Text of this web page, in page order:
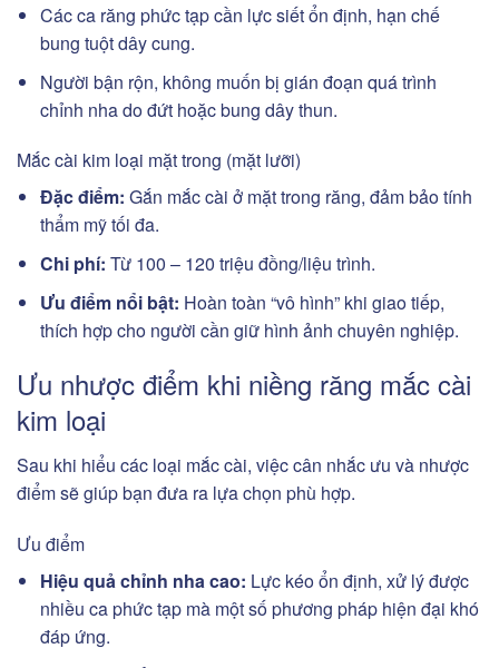
Các ca răng phức tạp cần lực siết ổn định, hạn chế
bung tuột dây cung.
Người bận rộn, không muốn bị gián đoạn quá trình
chỉnh nha do đứt hoặc bung dây thun.
Mắc cài kim loại mặt trong (mặt lưỡi)
Đặc điểm: Gắn mắc cài ở mặt trong răng, đảm bảo tính
thẩm mỹ tối đa.
Chi phí: Từ 100 – 120 triệu đồng/liệu trình.
Ưu điểm nổi bật: Hoàn toàn “vô hình” khi giao tiếp,
thích hợp cho người cần giữ hình ảnh chuyên nghiệp.
Ưu nhược điểm khi niềng răng mắc cài
kim loại
Sau khi hiểu các loại mắc cài, việc cân nhắc ưu và nhược
điểm sẽ giúp bạn đưa ra lựa chọn phù hợp.
Ưu điểm
Hiệu quả chỉnh nha cao: Lực kéo ổn định, xử lý được
nhiều ca phức tạp mà một số phương pháp hiện đại khó
đáp ứng.